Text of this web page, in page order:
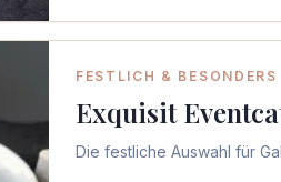
FESTLICH & BESONDERS
Exquisit
Die festliche Auswahl für